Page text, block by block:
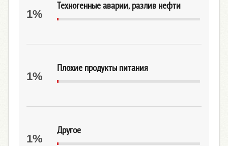
Техногенные аварии, разлив нефти
1%
Плохие продукты питания
1%
Другое
1%